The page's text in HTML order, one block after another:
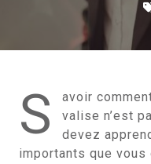
S
avoir
valise n’est
devez
importants que